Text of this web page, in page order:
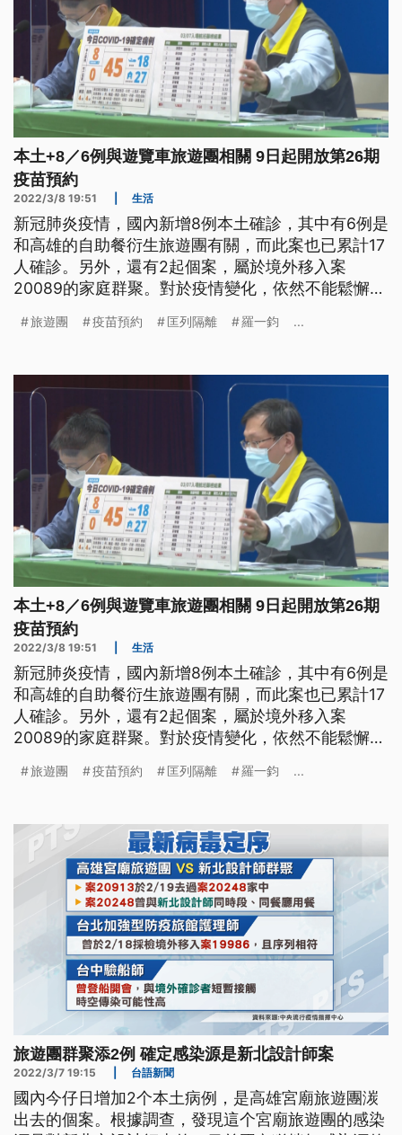
本土+8／6例與遊覽車旅遊團相關 9日起開放第26期
疫苗預約
2022/3/8 19:51 生活
新冠肺炎疫情，國內新增8例本土確診，其中有6例是
和高雄的自助餐衍生旅遊團有關，而此案也已累計17
人確診。另外，還有2起個案，屬於境外移入案
20089的家庭群聚。對於疫情變化，依然不能鬆懈，
26期的疫苗預約，而疾管署也推出疫苗地圖方便民
旅遊團 疫苗預約 匡列隔離 羅一鈞 ...
本土+8／6例與遊覽車旅遊團相關 9日起開放第26期
疫苗預約
2022/3/8 19:51 生活
新冠肺炎疫情，國內新增8例本土確診，其中有6例是
和高雄的自助餐衍生旅遊團有關，而此案也已累計17
人確診。另外，還有2起個案，屬於境外移入案
20089的家庭群聚。對於疫情變化，依然不能鬆懈，
26期的疫苗預約，而疾管署也推出疫苗地圖方便民
旅遊團 疫苗預約 匡列隔離 羅一鈞 ...
旅遊團群聚添2例 確定感染源是新北設計師案
2022/3/7 19:15 台語新聞
國內今仔日增加2个本土病例，是高雄宮廟旅遊團湠
出去的個案。根據調查，發現這个宮廟旅遊團的感染